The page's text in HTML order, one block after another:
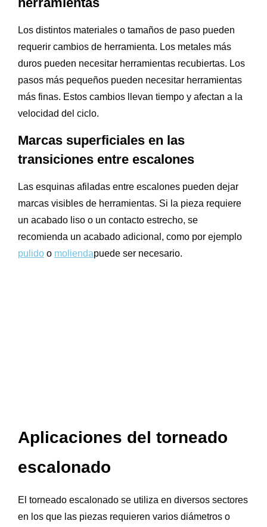
Los distintos materiales o tamaños de paso pueden
requerir cambios de herramienta. Los metales más
duros pueden necesitar herramientas recubiertas. Los
pasos más pequeños pueden necesitar herramientas
más finas. Estos cambios llevan tiempo y afectan a la
velocidad del ciclo.
Marcas superficiales en las
transiciones entre escalones
Las esquinas afiladas entre escalones pueden dejar
marcas visibles de herramientas. Si la pieza requiere
un acabado liso o un contacto estrecho, se
recomienda un acabado adicional, como por ejemplo
pulido o moliendapuede ser necesario.
Aplicaciones del torneado
escalonado
El torneado escalonado se utiliza en diversos sectores
en los que las piezas requieren varios diámetros o